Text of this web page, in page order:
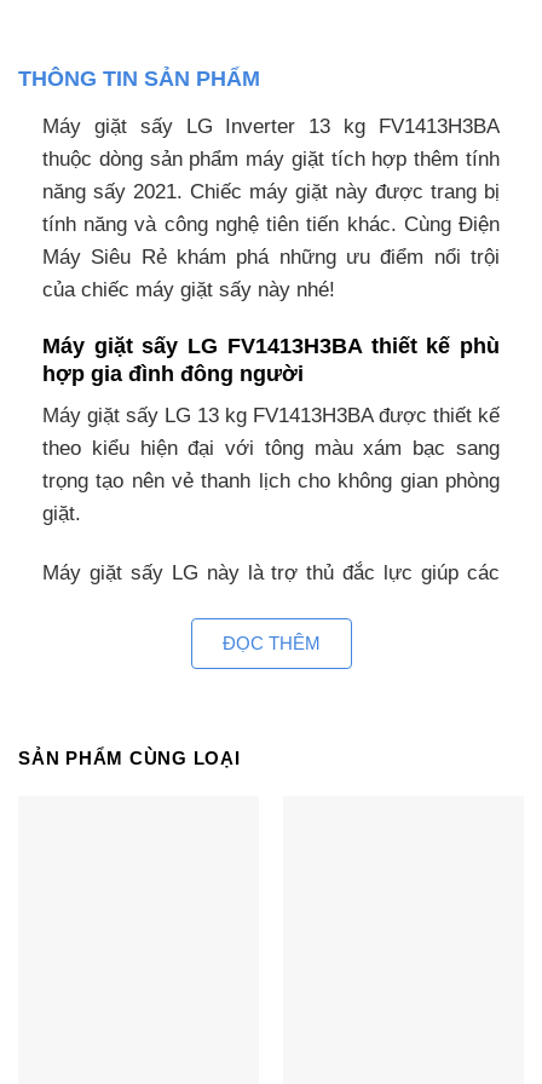
THÔNG TIN SẢN PHẨM
Máy giặt sấy LG Inverter 13 kg FV1413H3BA
thuộc dòng sản phẩm máy giặt tích hợp thêm tính
năng sấy 2021. Chiếc máy giặt này được trang bị
tính năng và công nghệ tiên tiến khác. Cùng Điện
Máy Siêu Rẻ khám phá những ưu điểm nổi trội
của chiếc máy giặt sấy này nhé!
Máy giặt sấy LG FV1413H3BA thiết kế phù
hợp gia đình đông người
Máy giặt sấy LG 13 kg FV1413H3BA được thiết kế
theo kiểu hiện đại với tông màu xám bạc sang
trọng tạo nên vẻ thanh lịch cho không gian phòng
giặt.
Máy giặt sấy LG này là trợ thủ đắc lực giúp các
trong những ngày mưa gió, ẩm ướt.
Khối lượng sấy lên đến 8 kg trong thời gian ngắn. Vì
ĐỌC THÊM
SẢN PHẨM CÙNG LOẠI